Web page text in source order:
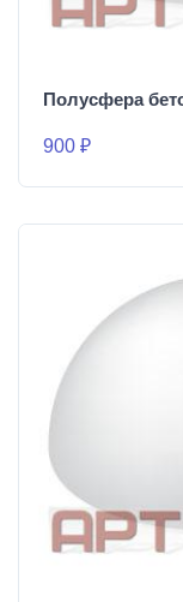
Полусфера
900 ₽